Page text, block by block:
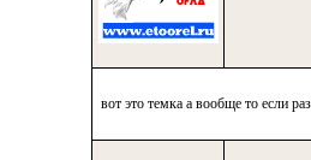
вот это темка а вообще то если